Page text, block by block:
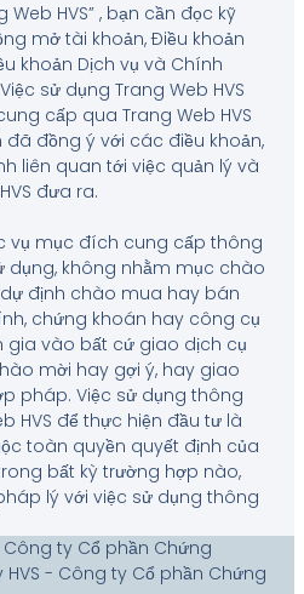
Web HVS” , bạn cần đọc kỹ
mở tài khoản, Điều khoản
khoản Dịch vụ và Chính
sử dụng Trang Web HVS
cấp qua Trang Web HVS
đồng ý với các điều khoản,
liên quan tới việc quản lý và
đưa ra.
vụ mục đích cung cấp thông
dụng, không nhằm mục chào
định chào mua hay bán
chứng khoán hay công cụ
gia vào bất cứ giao dịch cụ
mời hay gợi ý, hay giao
pháp. Việc sử dụng thông
HVS để thực hiện đầu tư là
toàn quyền quyết định của
bất kỳ trường hợp nào,
lý với việc sử dụng thông
ty Cổ phần Chứng
HVS - Công ty Cổ phần Chứng